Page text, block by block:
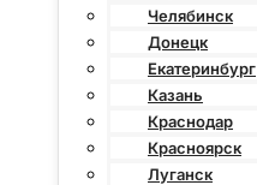
Челябинск
Донецк
Екатеринбург
Казань
Краснодар
Красноярск
Луганск